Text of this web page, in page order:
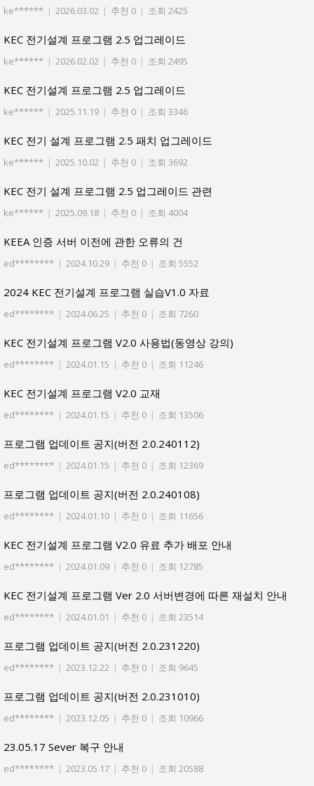
ke****** | 2026.03.02 | 추천 0 | 조회 2425
KEC 전기설계 프로그램 2.5 업그레이드
ke****** | 2026.02.02 | 추천 0 | 조회 2495
KEC 전기설계 프로그램 2.5 업그레이드
ke****** | 2025.11.19 | 추천 0 | 조회 3346
KEC 전기 설계 프로그램 2.5 패치 업그레이드
ke****** | 2025.10.02 | 추천 0 | 조회 3692
KEC 전기 설계 프로그램 2.5 업그레이드 관련
ke****** | 2025.09.18 | 추천 0 | 조회 4004
KEEA 인증 서버 이전에 관한 오류의 건
ed******** | 2024.10.29 | 추천 0 | 조회 5552
2024 KEC 전기설계 프로그램 실습V1.0 자료
ed******** | 2024.06.25 | 추천 0 | 조회 7260
KEC 전기설계 프로그램 V2.0 사용법(동영상 강의)
ed******** | 2024.01.15 | 추천 0 | 조회 11246
KEC 전기설계 프로그램 V2.0 교재
ed******** | 2024.01.15 | 추천 0 | 조회 13506
프로그램 업데이트 공지(버전 2.0.240112)
ed******** | 2024.01.15 | 추천 0 | 조회 12369
프로그램 업데이트 공지(버전 2.0.240108)
ed******** | 2024.01.10 | 추천 0 | 조회 11656
KEC 전기설계 프로그램 V2.0 유료 추가 배포 안내
ed******** | 2024.01.09 | 추천 0 | 조회 12785
KEC 전기설계 프로그램 Ver 2.0 서버변경에 따른 재설치 안내
ed******** | 2024.01.01 | 추천 0 | 조회 23514
프로그램 업데이트 공지(버전 2.0.231220)
ed******** | 2023.12.22 | 추천 0 | 조회 9645
프로그램 업데이트 공지(버전 2.0.231010)
ed******** | 2023.12.05 | 추천 0 | 조회 10966
23.05.17 Sever 복구 안내
ed******** | 2023.05.17 | 추천 0 | 조회 20588